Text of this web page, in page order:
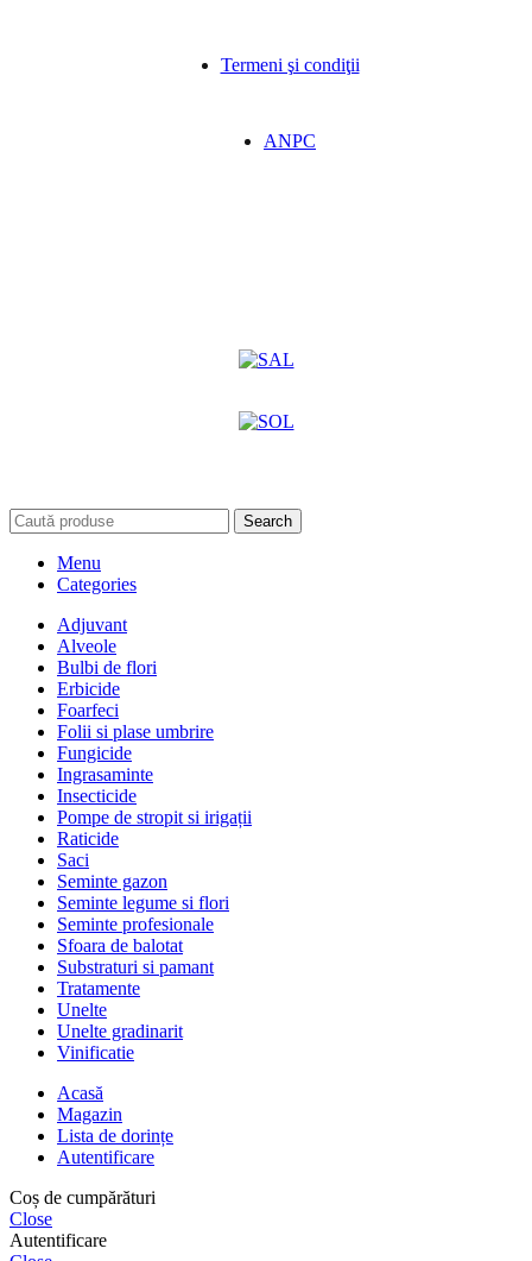
Termeni şi condiţii
ANPC
Search
Menu
Categories
Adjuvant
Alveole
Bulbi de flori
Erbicide
Foarfeci
Folii si plase umbrire
Fungicide
Ingrasaminte
Insecticide
Pompe de stropit si irigații
Raticide
Saci
Seminte gazon
Seminte legume si flori
Seminte profesionale
Sfoara de balotat
Substraturi si pamant
Tratamente
Unelte
Unelte gradinarit
Vinificatie
Acasă
Magazin
Lista de dorințe
Autentificare
Coș de cumpărături
Close
Autentificare